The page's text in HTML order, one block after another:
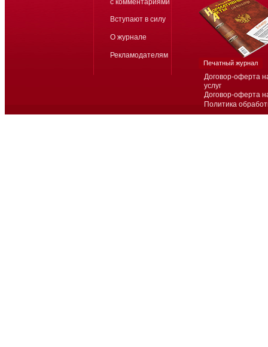
Договор-оферта
услуг
Договор-оферта
Политика
Вступают в силу
О журнале
Рекламодателям
Печатный журнал